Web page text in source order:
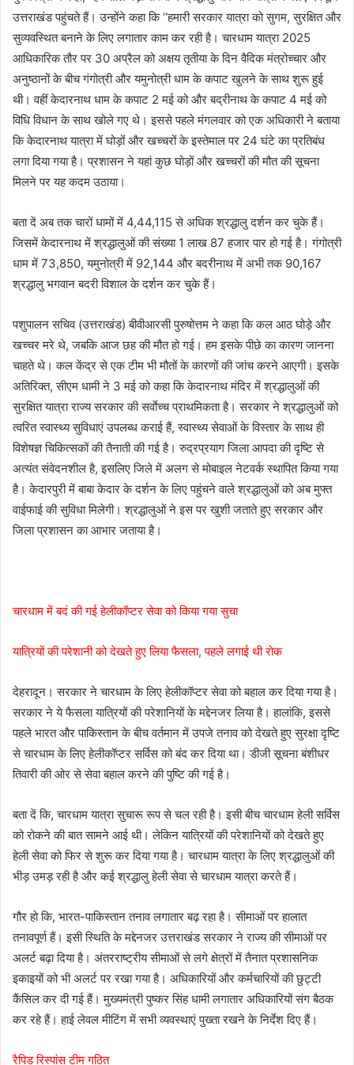
उत्तराखंड पहुंचते हैं। उन्होंने कहा कि ‘‘हमारी सरकार यात्रा को सुगम, सुरक्षित और
सुव्यवस्थित बनाने के लिए लगातार काम कर रही है। चारधाम यात्रा 2025
आधिकारिक तौर पर 30 अप्रैल को अक्षय तृतीया के दिन वैदिक मंत्रोच्चार और
अनुष्ठानों के बीच गंगोत्री और यमुनोत्री धाम के कपाट खुलने के साथ शुरू हुई
थी। वहीं केदारनाथ धाम के कपाट 2 मई को और बद्रीनाथ के कपाट 4 मई को
विधि विधान के साथ खोले गए थे। इससे पहले मंगलवार को एक अधिकारी ने बताया
कि केदारनाथ यात्रा में घोड़ों और खच्चरों के इस्तेमाल पर 24 घंटे का प्रतिबंध
लगा दिया गया है। प्रशासन ने यहां कुछ घोड़ों और खच्चरों की मौत की सूचना
मिलने पर यह कदम उठाया।
बता दें अब तक चारों धामों में 4,44,115 से अधिक श्रद्धालु दर्शन कर चुके हैं।
जिसमें केदारनाथ में श्रद्धालुओं की संख्या 1 लाख 87 हजार पार हो गई है। गंगोत्री
धाम में 73,850, यमुनोत्री में 92,144 और बदरीनाथ में अभी तक 90,167
श्रद्धालु भगवान बदरी विशाल के दर्शन कर चुके हैं।
पशुपालन सचिव (उत्तराखंड) बीवीआरसी पुरुषोत्तम ने कहा कि कल आठ घोड़े और
खच्चर मरे थे, जबकि आज छह की मौत हो गई। हम इसके पीछे का कारण जानना
चाहते थे। कल केंद्र से एक टीम भी मौतों के कारणों की जांच करने आएगी। इसके
अतिरिक्त, सीएम धामी ने 3 मई को कहा कि केदारनाथ मंदिर में श्रद्धालुओं की
सुरक्षित यात्रा राज्य सरकार की सर्वाेच्च प्राथमिकता है। सरकार ने श्रद्धालुओं को
त्वरित स्वास्थ्य सुविधाएं उपलब्ध कराई हैं, स्वास्थ्य सेवाओं के विस्तार के साथ ही
विशेषज्ञ चिकित्सकों की तैनाती की गई है। रुद्रप्रयाग जिला आपदा की दृष्टि से
अत्यंत संवेदनशील है, इसलिए जिले में अलग से मोबाइल नेटवर्क स्थापित किया गया
है। केदारपुरी में बाबा केदार के दर्शन के लिए पहुंचने वाले श्रद्धालुओं को अब मुफ्त
वाईफाई की सुविधा मिलेगी। श्रद्धालुओं ने इस पर खुशी जताते हुए सरकार और
जिला प्रशासन का आभार जताया है।
चारधाम में बदं की गई हेलीकॉप्टर सेवा को किया गया सुचा
यात्रियों की परेशानी को देखते हुए लिया फैसला, पहले लगाई थी रोक
देहरादून। सरकार ने चारधाम के लिए हेलीकॉप्टर सेवा को बहाल कर दिया गया है।
सरकार ने ये फैसला यात्रियों की परेशानियों के मद्देनजर लिया है। हालांकि, इससे
पहले भारत और पाकिस्तान के बीच वर्तमान में उपजे तनाव को देखते हुए सुरक्षा दृष्टि
से चारधाम के लिए हेलीकॉप्टर सर्विस को बंद कर दिया था। डीजी सूचना बंशीधर
तिवारी की ओर से सेवा बहाल करने की पुष्टि की गई है।
बता दें कि, चारधाम यात्रा सुचारू रूप से चल रही है। इसी बीच चारधाम हेली सर्विस
को रोकने की बात सामने आई थी। लेकिन यात्रियों की परेशानियों को देखते हुए
हेली सेवा को फिर से शुरू कर दिया गया है। चारधाम यात्रा के लिए श्रद्धालुओं की
भीड़ उमड़ रही है और कई श्रद्धालु हेली सेवा से चारधाम यात्रा करते हैं।
गौर हो कि, भारत-पाकिस्तान तनाव लगातार बढ़ रहा है। सीमाओं पर हालात
तनावपूर्ण हैं। इसी स्थिति के मद्देनजर उत्तराखंड सरकार ने राज्य की सीमाओं पर
अलर्ट बढ़ा दिया है। अंतरराष्ट्रीय सीमाओं से लगे क्षेत्रों में तैनात प्रशासनिक
इकाइयों को भी अलर्ट पर रखा गया है। अधिकारियों और कर्मचारियों की छुट्टी
कैंसिल कर दी गई हैं। मुख्यमंत्री पुष्कर सिंह धामी लगातार अधिकारियों संग बैठक
कर रहे हैं। हाई लेवल मीटिंग में सभी व्यवस्थाएं पुख्ता रखने के निर्देश दिए हैं।
रैपिड रिस्पांस टीम गठित